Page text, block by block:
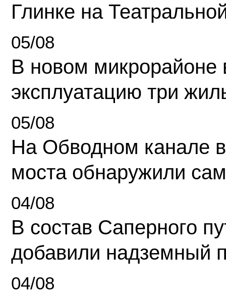
Глинке на
05/08
В новом микрорайоне
эксплуатацию три
05/08
На Обводном канале
моста обнаружили
04/08
В состав Саперного
добавили надземный
04/08